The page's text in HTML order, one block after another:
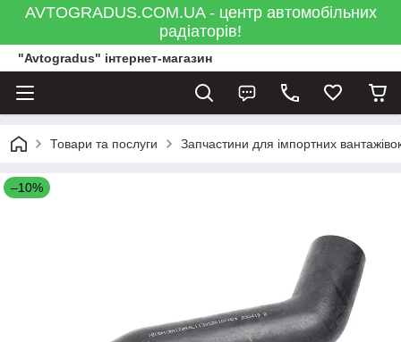
AVTOGRADUS.COM.UA - центр автомобільних
радіаторів!
"Avtogradus" інтернет-магазин
Товари та послуги Запчастини для імпортних
–10%